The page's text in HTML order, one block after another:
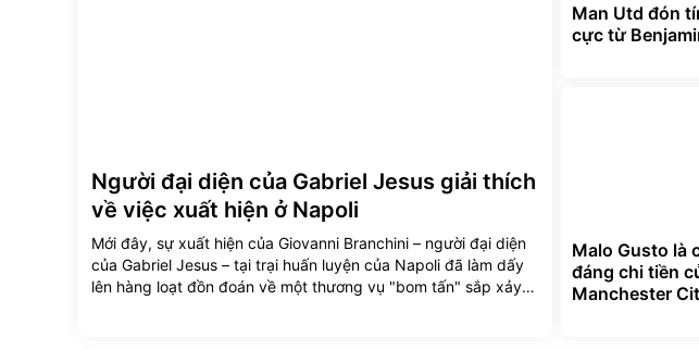
Người đại diện của Gabriel Jesus giải thích
về việc xuất hiện ở Napoli
Mới đây, sự xuất hiện của Giovanni Branchini – người đại diện
của Gabriel Jesus – tại trại huấn luyện của Napoli đã làm dấy
lên hàng loạt đồn đoán về một thương vụ "bom tấn" sắp xảy
Man Utd đón
cực từ
Malo Gusto là
đáng chi tiền
Manchester